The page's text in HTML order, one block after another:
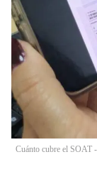
Cuánto cubre el SOAT